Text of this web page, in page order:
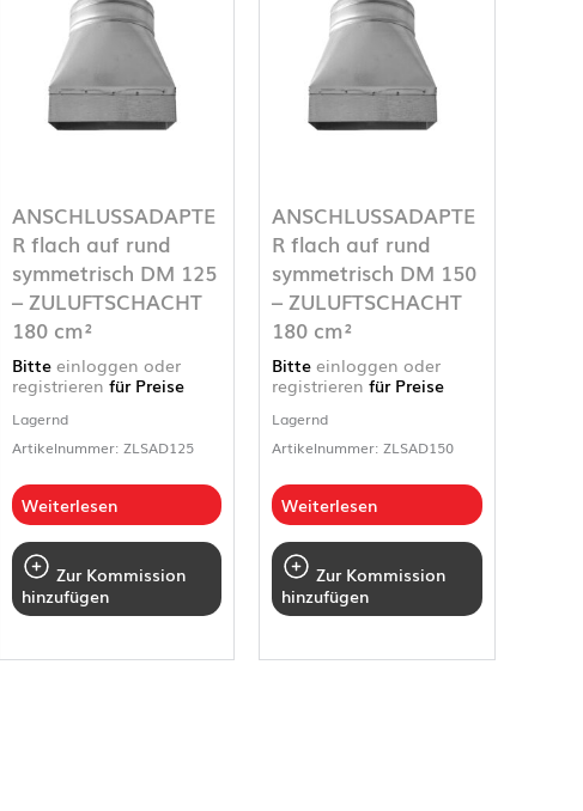
ANSCHLUSSADAPTE
R flach auf rund
symmetrisch DM 125
– ZULUFTSCHACHT
180 cm²
Bitte einloggen oder
registrieren für Preise
Lagernd
Artikelnummer: ZLSAD125
Weiterlesen
Zur Kommission
hinzufügen
ANSCHLUSSADAPTE
R flach auf rund
symmetrisch DM 150
– ZULUFTSCHACHT
180 cm²
Bitteeinloggen oder
registrieren für Preise
Lagernd
Artikelnummer: ZLSAD150
Weiterlesen
Zur Kommission
hinzufügen